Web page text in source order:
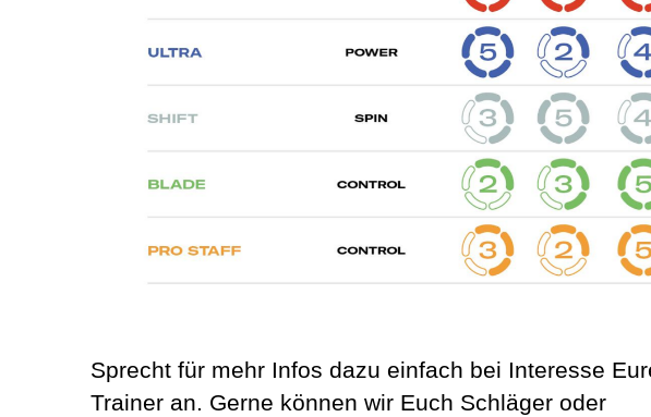
Sprecht für mehr Infos dazu einfach bei Interesse
Trainer an. Gerne können wir Euch Schläger oder